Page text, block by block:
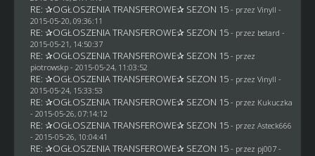
RE: ✰OGŁOSZENIA TRANSFEROWE✰ SEZON 15 - przez Vinyll -
2015-05-20, 09:36:11
RE: ✰OGŁOSZENIA TRANSFEROWE✰ SEZON 15 - przez betard -
2015-05-21, 14:50:37
RE: ✰OGŁOSZENIA TRANSFEROWE✰ SEZON 15 - przez
piotrowskp- 2015-05-24, 11:03:52
RE: ✰OGŁOSZENIA TRANSFEROWE✰ SEZON 15 - przez Vinyll -
2015-05-24, 15:33:53
RE: ✰OGŁOSZENIA TRANSFEROWE✰ SEZON 15 - przez Kukuczka
- 2015-05-26, 07:14:12
RE: ✰OGŁOSZENIA TRANSFEROWE✰ SEZON 15 - przez Asteck666
- 2015-05-26, 10:04:41
RE: ✰OGŁOSZENIA TRANSFEROWE✰ SEZON 15 - przez pj007-